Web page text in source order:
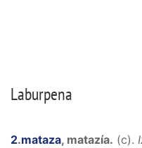
Laburpena
2.mataza, matazía. (c).